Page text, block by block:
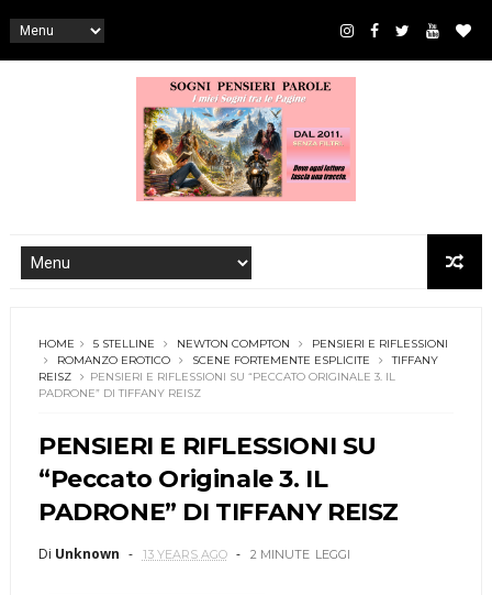
HOME 5 STELLINE NEWTON COMPTON
PENSIERI E RIFLESSIONI
ROMANZO EROTICO
SCENE FORTEMENTE ESPLICITE
TIFFANY
REISZ
PENSIERI E RIFLESSIONI SU “PECCATO ORIGINALE 3. IL
PADRONE” DI TIFFANY REISZ
PENSIERI E RIFLESSIONI SU
“Peccato Originale 3. IL
PADRONE” DI TIFFANY REISZ
Di Unknown 13 YEARS AGO 2 MINUTE LEGGI